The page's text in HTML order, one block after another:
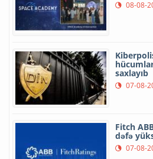
08-08-
saxlayıb
07-08-
Fitch
dəfə
07-08-